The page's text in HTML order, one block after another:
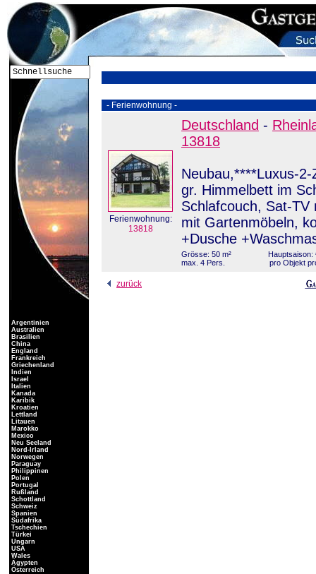
- Ferienwohnung -
Ferienwohnung:
13818
Deutschland -
13818
Neubau,****Luxus-
gr. Himmelbett im
Schlafcouch, Sat-TV
mit Gartenmöbeln,
+Dusche
Grösse: 50 m²
max. 4 Pers.
Hauptsaison:
pro Objekt
zurück
Argentinien
Australien
Brasilien
China
England
Frankreich
Griechenland
Indien
Israel
Italien
Kanada
Karibik
Kroatien
Lettland
Litauen
Marokko
Mexico
Neu Seeland
Nord-Irland
Norwegen
Paraguay
Philippinen
Polen
Portugal
Rußland
Schottland
Schweiz
Spanien
Südafrika
Tschechien
Türkei
Ungarn
USA
Wales
Ägypten
Österreich